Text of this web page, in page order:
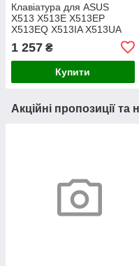
Клавіатура для ASUS
X513 X513E X513EP
X513EQ X513IA X513UA
M513I M513U
M513UA,K513 K513E
M5600 S5600(RU Silver)
1 257 ₴
Купити
Акційні пропозиції та